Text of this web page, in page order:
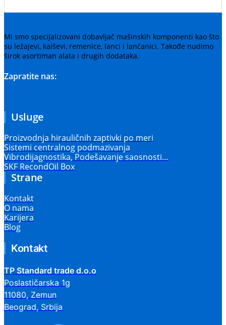
Mi smo specijalizovani dobavljač mašinskih komponenti kao što
su ležajevi, kaiševi, remenice, lanci i lančanici. Takođe nudimo
širok asortiman alata i drugih dodataka.
Zapratite nas:
Usluge
Proizvodnja hirauličnih zaptivki po meri
Sistemi centralnog podmazivanja
Vibrodijagnostika, Podešavanje saosnosti…
SKF RecondOil Box
Strane
Kontakt
O nama
Karijera
Blog
Kontakt
TP Standard trade d.o.o
Poslastičarska 1g
11080, Zemun
Beograd, Srbija